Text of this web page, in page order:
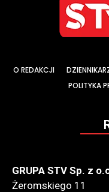
O REDAKCJI
POLITYKA
GRUPA STV Sp. z
Żeromskiego 11